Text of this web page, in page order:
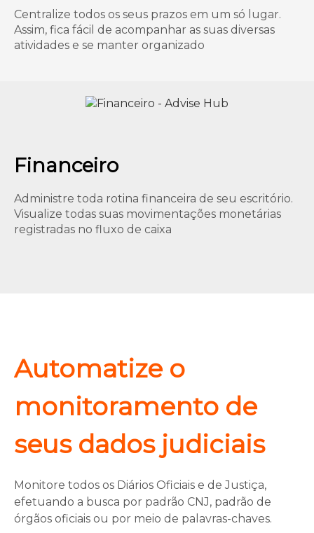
Centralize todos os seus prazos em um só lugar.
Assim, fica fácil de acompanhar as suas diversas
atividades e se manter organizado
Financeiro
Administre toda rotina financeira de seu escritório.
Visualize todas suas movimentações monetárias
registradas no fluxo de caixa
Automatize o
monitoramento de
seus dados judiciais
Monitore todos os Diários Oficiais e de Justiça,
efetuando a busca por padrão CNJ, padrão de
órgãos oficiais ou por meio de palavras-chaves.